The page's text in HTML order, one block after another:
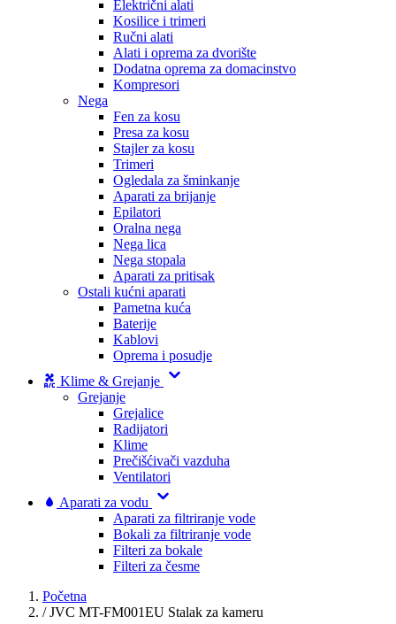
Električni alati
Kosilice i trimeri
Ručni alati
Alati i oprema za dvorište
Dodatna oprema za domacinstvo
Kompresori
Nega
Fen za kosu
Presa za kosu
Stajler za kosu
Trimeri
Ogledala za šminkanje
Aparati za brijanje
Epilatori
Oralna nega
Nega lica
Nega stopala
Aparati za pritisak
Ostali kućni aparati
Pametna kuća
Baterije
Kablovi
Oprema i posudje
Klime & Grejanje
Grejanje
Grejalice
Radijatori
Klime
Prečišćivači vazduha
Ventilatori
Aparati za vodu
Aparati za filtriranje vode
Bokali za filtriranje vode
Filteri za bokale
Filteri za česme
Početna
/ JVC MT-FM001EU Stalak za kameru